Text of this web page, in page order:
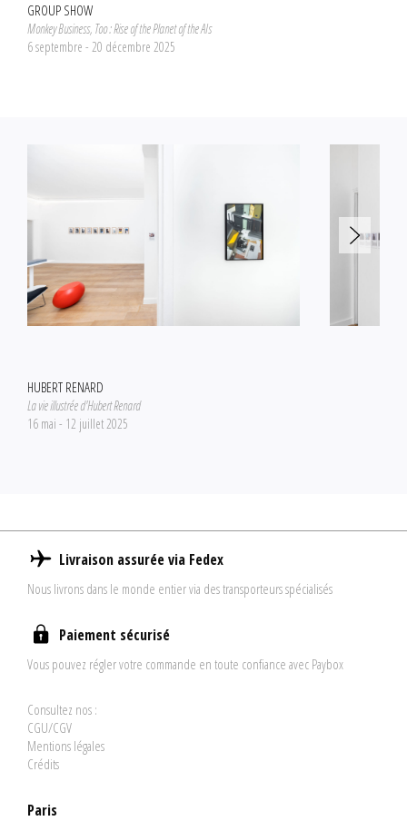
GROUP SHOW
Monkey Business, Too : Rise of the Planet of the AIs
6 septembre - 20 décembre 2025
HUBERT RENARD
La vie illustrée d'Hubert Renard
16 mai - 12 juillet 2025
Livraison assurée via Fedex
Nous livrons dans le monde entier via des transporteurs spécialisés
Paiement sécurisé
Vous pouvez régler votre commande en toute confiance avec Paybox
Consultez nos :
CGU/CGV
Mentions légales
Crédits
Paris